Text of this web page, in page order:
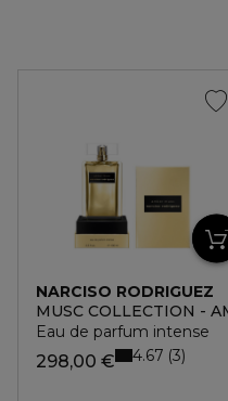
NARCISO RODRIGUEZ
MUSC COLLECTION -
Eau de parfum intense
298,00 € 4.67 3